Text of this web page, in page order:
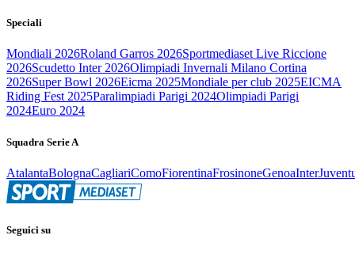
Speciali
Mondiali 2026Roland Garros 2026Sportmediaset Live Riccione
2026Scudetto Inter 2026Olimpiadi Invernali Milano Cortina
2026Super Bowl 2026Eicma 2025Mondiale per club 2025EICMA
Riding Fest 2025Paralimpiadi Parigi 2024Olimpiadi Parigi
2024Euro 2024
Squadra Serie A
AtalantaBolognaCagliariComoFiorentinaFrosinoneGenoaInter
Seguici su